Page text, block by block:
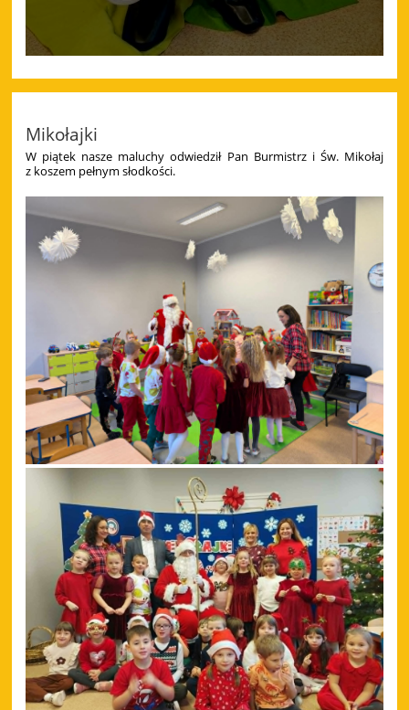
Mikołajki
W piątek nasze maluchy odwiedził Pan Burmistrz i Św. Mikołaj
z koszem pełnym słodkości.